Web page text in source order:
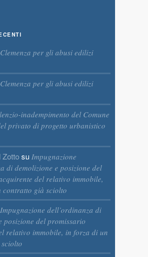
Clemenza per gli abusi edilizi
Clemenza per gli abusi edilizi
inadempimento del Comune
privato di progetto urbanistico
Zottosu Impugnazione
di demolizione e posizione del
del relativo immobile,
contratto già sciolto
Impugnazione dell’ordinanza di
posizione del promissario
relativo immobile, in forza di un